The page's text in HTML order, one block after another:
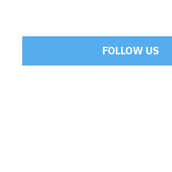
FOLLOW US